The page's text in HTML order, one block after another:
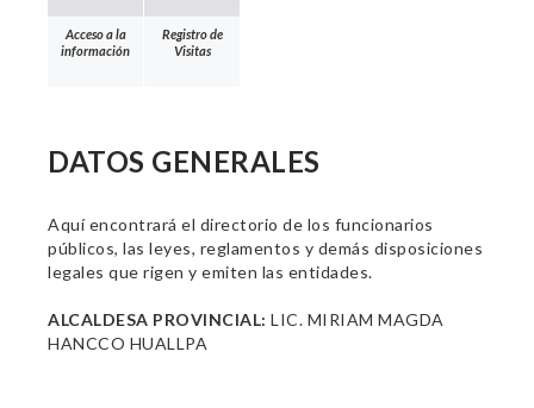
Acceso a la
información
Registro de
Visitas
DATOS GENERALES
Aquí encontrará el directorio de los funcionarios
públicos, las leyes, reglamentos y demás disposiciones
legales que rigen y emiten las entidades.
ALCALDESA PROVINCIAL: LIC. MIRIAM MAGDA
HANCCO HUALLPA